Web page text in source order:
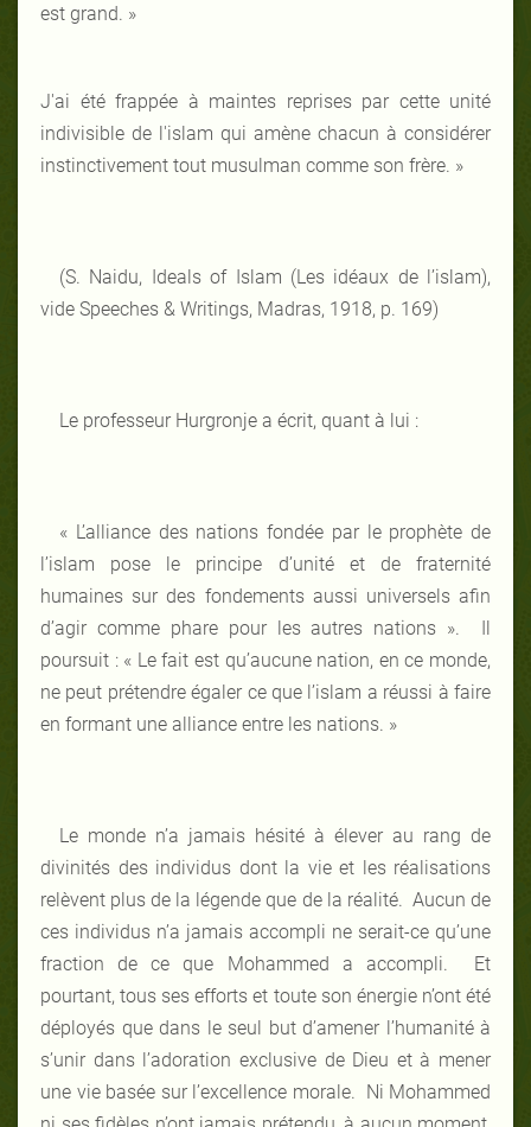
est grand. »
J'ai été frappée à maintes reprises par cette unité
indivisible de l'islam qui amène chacun à considérer
instinctivement tout musulman comme son frère. »
(S. Naidu, Ideals of Islam (Les idéaux de l’islam),
vide Speeches & Writings, Madras, 1918, p. 169)
Le professeur Hurgronje a écrit, quant à lui :
« L’alliance des nations fondée par le prophète de
l’islam pose le principe d’unité et de fraternité
humaines sur des fondements aussi universels afin
d’agir comme phare pour les autres nations ». Il
poursuit : « Le fait est qu’aucune nation, en ce monde,
ne peut prétendre égaler ce que l’islam a réussi à faire
en formant une alliance entre les nations. »
Le monde n’a jamais hésité à élever au rang de
divinités des individus dont la vie et les réalisations
relèvent plus de la légende que de la réalité. Aucun de
ces individus n’a jamais accompli ne serait-ce qu’une
fraction de ce que Mohammed a accompli. Et
pourtant, tous ses efforts et toute son énergie n’ont été
déployés que dans le seul but d’amener l’humanité à
s’unir dans l’adoration exclusive de Dieu et à mener
une vie basée sur l’excellence morale. Ni Mohammed